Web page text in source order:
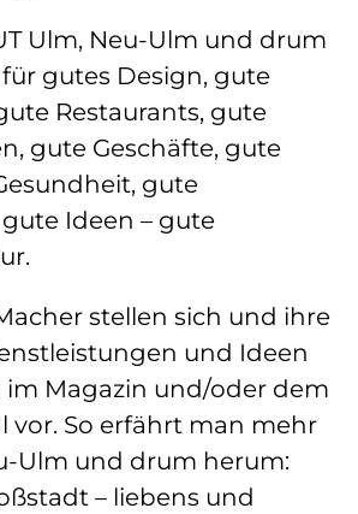
Ulm, Neu-Ulm und drum
gutes Design, gute
Restaurants, gute
gute Geschäfte, gute
gute
Ideen – gute
stellen sich und ihre
und Ideen
im Magazin und/oder dem
vor. So erfährt man mehr
Ulm und drum herum:
– liebens und